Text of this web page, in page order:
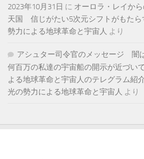
2023年10月31日 に オーロラ・レイか
天国 信じがたい5次元シフトがもたら
勢力による地球革命と宇宙人 より
アシュター司令官のメッセージ 闇
何百万の私達の宇宙船の開示が近づい
よる地球革命と宇宙人のテレグラム紹
光の勢力による地球革命と宇宙人 より